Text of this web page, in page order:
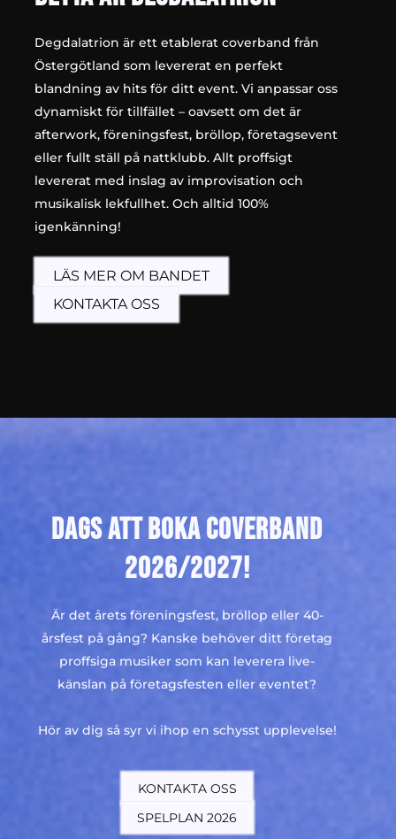
Degdalatrion är ett etablerat coverband från
Östergötland som levererat en perfekt
blandning av hits för ditt event. Vi anpassar oss
dynamiskt för tillfället – oavsett om det är
afterwork, föreningsfest, bröllop, företagsevent
eller fullt ställ på nattklubb. Allt proffsigt
levererat med inslag av improvisation och
musikalisk lekfullhet. Och alltid 100%
igenkänning!
LÄS MER OM BANDET
KONTAKTA OSS
DAGS ATT BOKA COVERBAND
2026/2027!
Är det årets föreningsfest, bröllop eller 40-
årsfest på gång? Kanske behöver ditt företag
proffsiga musiker som kan leverera live-
känslan på företagsfesten eller eventet?
Hör av dig så syr vi ihop en schysst upplevelse!
KONTAKTA OSS
SPELPLAN 2026